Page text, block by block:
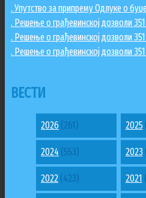
. Упутство за припрему Одлуке о
. Решење о грађевинској дозволи
. Решење о грађевинској дозволи
. Решење о грађевинској дозволи
ВЕСТИ
2026 (261) 2025
2024 (553) 2023
2022 (423) 2021